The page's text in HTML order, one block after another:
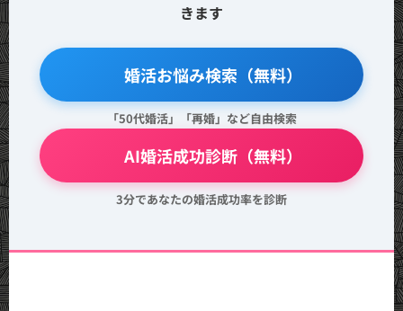
きます
🔍 婚活お悩み検索（無料）
「50代婚活」「再婚」など自由検索
💖 AI婚活成功診断（無料）
3分であなたの婚活成功率を診断